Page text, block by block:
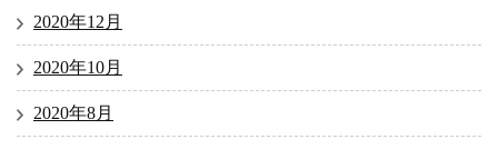
2020年12月
2020年10月
2020年8月